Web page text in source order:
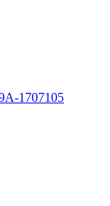
1707105